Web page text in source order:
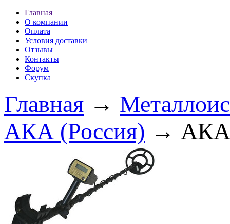
Главная
О компании
Оплата
Условия доставки
Отзывы
Контакты
Форум
Скупка
Главная →
АКА (Россия) → АКА